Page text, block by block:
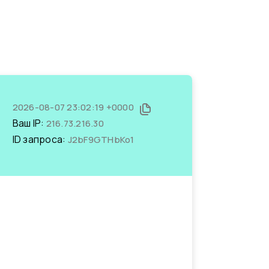
2026-08-07 23:02:19 +0000
Ваш IP: 216.73.216.30
ID запроса: J2bF9GTHbKo1